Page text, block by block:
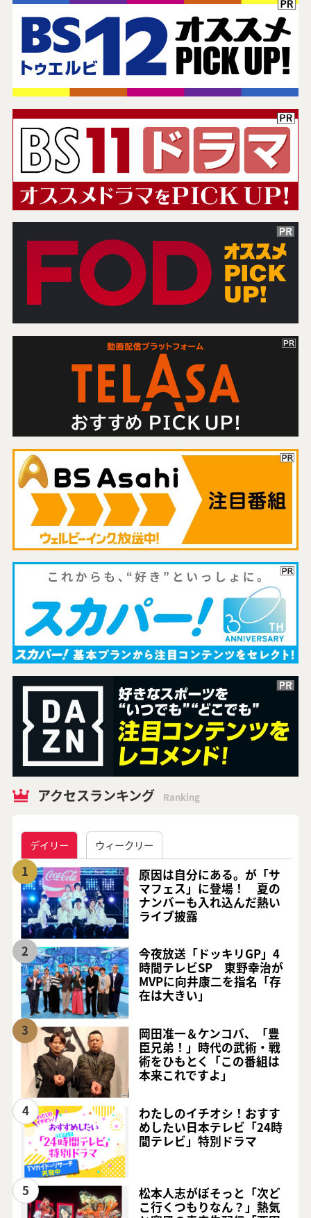
アクセスランキング Ranking
デイリー ウィークリー
1
原因は自分にある。が「サ
マフェス」に登場！ 夏の
ナンバーも入れ込んだ熱い
ライブ披露
2
今夜放送「ドッキリGP」4
時間テレビSP 東野幸治が
MVPに向井康二を指名「存
在は大きい」
3
岡田准一＆ケンコバ、「豊
臣兄弟！」時代の武術・戦
術をひもとく「この番組は
本来これですよ」
4
わたしのイチオシ！おすす
めしたい日本テレビ「24時
間テレビ」特別ドラマ
5
松本人志がぼそっと「次ど
こ行くつもりなん？」熱気